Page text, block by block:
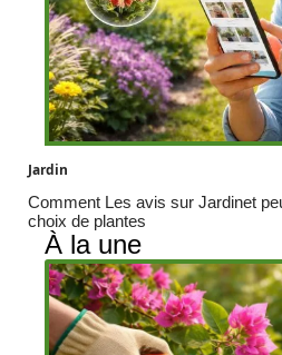
Jardin
Comment Les avis sur Jardinet
choix de plantes
À la une